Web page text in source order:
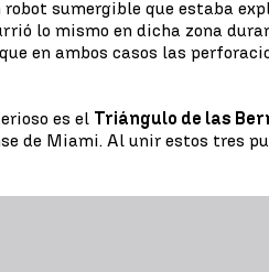
sumergible que estaba
lo mismo en dicha zona
en ambos casos las
es el Triángulo de las
de Miami. Al unir estos tres